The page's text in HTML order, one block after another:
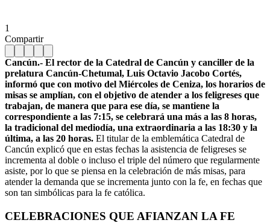
1
Compartir
Cancún.- El rector de la Catedral de Cancún y canciller de la
prelatura Cancún-Chetumal, Luis Octavio Jacobo Cortés,
informó que con motivo del Miércoles de Ceniza, los horarios de
misas se amplían, con el objetivo de atender a los feligreses que
trabajan, de manera que para ese día, se mantiene la
correspondiente a las 7:15, se celebrará una más a las 8 horas,
la tradicional del mediodía, una extraordinaria a las 18:30 y la
última, a las 20 horas. El titular de la emblemática Catedral de
Cancún explicó que en estas fechas la asistencia de feligreses se
incrementa al doble o incluso el triple del número que regularmente
asiste, por lo que se piensa en la celebración de más misas, para
atender la demanda que se incrementa junto con la fe, en fechas que
son tan simbólicas para la fe católica.
CELEBRACIONES QUE AFIANZAN LA FE